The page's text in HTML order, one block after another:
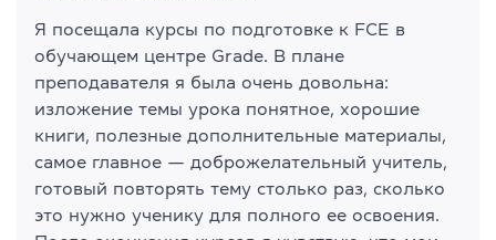
Я посещала курсы по подготовке к FCE в
обучающем центре Grade. В плане
преподавателя я была очень довольна:
изложение темы урока понятное, хорошие
книги, полезные дополнительные материалы,
самое главное — доброжелательный учитель,
готовый повторять тему столько раз, сколько
это нужно ученику для полного ее освоения.